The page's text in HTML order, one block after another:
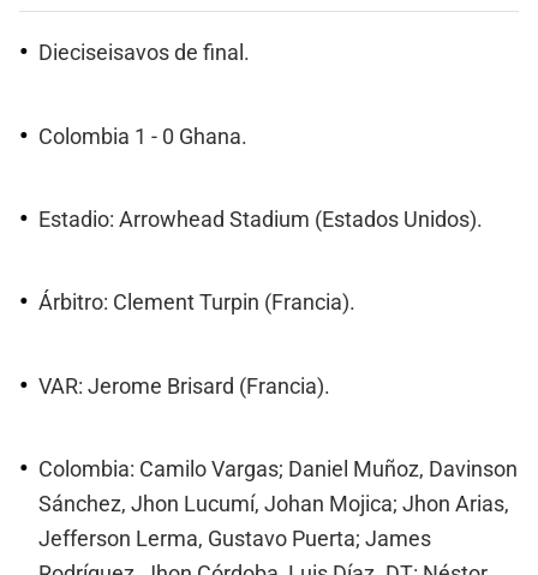
Dieciseisavos de final.
Colombia 1 - 0 Ghana.
Estadio: Arrowhead Stadium (Estados Unidos).
Árbitro: Clement Turpin (Francia).
VAR: Jerome Brisard (Francia).
Colombia: Camilo Vargas; Daniel Muñoz, Davinson
Sánchez, Jhon Lucumí, Johan Mojica; Jhon Arias,
Jefferson Lerma, Gustavo Puerta; James